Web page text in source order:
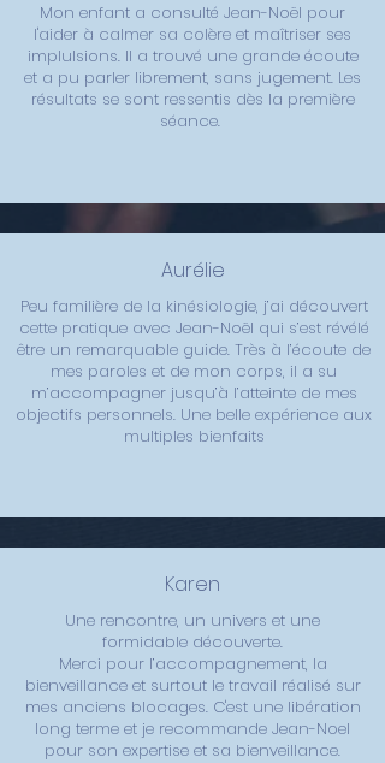
Mon enfant a consulté Jean-Noël pour
l'aider à calmer sa colère et maîtriser ses
implulsions. Il a trouvé une grande écoute
et a pu parler librement, sans jugement. Les
résultats se sont ressentis dès la première
séance.
Aurélie
Peu familière de la kinésiologie, j’ai découvert
cette pratique avec Jean-Noël qui s’est révélé
être un remarquable guide. Très à l’écoute de
mes paroles et de mon corps, il a su
m’accompagner jusqu’à l’atteinte de mes
objectifs personnels. Une belle expérience aux
multiples bienfaits
Karen
Une rencontre, un univers et une
formidable découverte.
Merci pour l’accompagnement, la
bienveillance et surtout le travail réalisé sur
mes anciens blocages. C'est une libération
long terme et je recommande Jean-Noel
pour son expertise et sa bienveillance.